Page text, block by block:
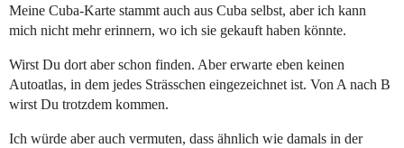
Meine Cuba-Karte stammt auch aus Cuba selbst, aber ich kann
mich nicht mehr erinnern, wo ich sie gekauft haben könnte.
Wirst Du dort aber schon finden. Aber erwarte eben keinen
Autoatlas, in dem jedes Strässchen eingezeichnet ist. Von A nach B
wirst Du trotzdem kommen.
Ich würde aber auch vermuten, dass ähnlich wie damals in der